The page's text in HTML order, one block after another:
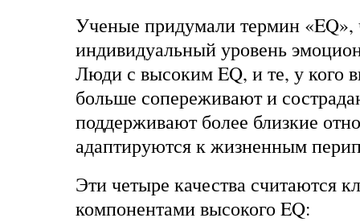
Ученые придумали термин «EQ»,
индивидуальный уровень
Люди с высоким EQ, и те, у кого
больше сопереживают и
поддерживают более близкие
адаптируются к жизненным
Эти четыре качества считаются
компонентами высокого EQ: